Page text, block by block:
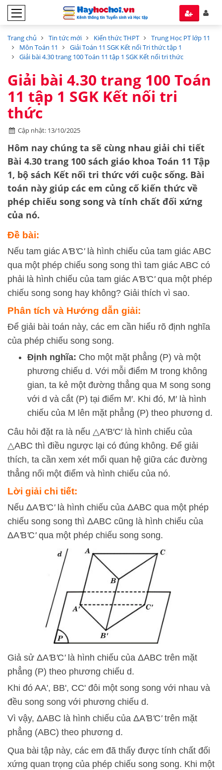
Trang chủ Tin tức mới Kiến thức THPT
Trung Học PT lớp 11
Môn Toán 11
Giải Toán 11 SGK Kết nối Tri thức tập 1
Giải bài 4.30 trang 100 Toán 11 tập 1 SGK Kết nối tri thức
Giải bài 4.30 trang 100 Toán
11 tập 1 SGK Kết nối tri
thức
Cập nhật: 13/10/2025
Hôm nay chúng ta sẽ cùng nhau giải chi tiết
Bài 4.30 trang 100 sách giáo khoa Toán 11 Tập
1, bộ sách Kết nối tri thức với cuộc sống. Bài
toán này giúp các em củng cố kiến thức về
phép chiếu song song và tính chất đối xứng
của nó.
Đề bài:
Nếu tam giác A'B'C'là hình chiếu của tam giác ABC
qua một phép chiếu song song thì tam giác ABC có
phải là hình chiếu của tam giác A'B'C' qua một phép
chiếu song song hay không? Giải thích vì sao.
Phân tích và Hướng dẫn giải:
Để giải bài toán này, các em cần hiểu rõ định nghĩa
của phép chiếu song song.
Định nghĩa: Cho một mặt phẳng (P) và một
phương chiếu d. Với mỗi điểm M trong không
gian, ta kẻ một đường thẳng qua M song song
với d và cắt (P) tại điểm M′. Khi đó, M′ là hình
chiếu của M lên mặt phẳng (P) theo phương d.
Câu hỏi đặt ra là nếu △A′B′C′ là hình chiếu của
△ABC thì điều ngược lại có đúng không. Để giải
thích, ta cần xem xét mối quan hệ giữa các đường
thẳng nối một điểm và hình chiếu của nó.
Lời giải chi tiết:
Nếu ΔA'B'C'là hình chiếu của ΔABC qua một phép
chiếu song song thì ΔABC cũng là hình chiếu của
ΔA'B'C' qua một phép chiếu song song.
Giả sử ΔA'B'C' là hình chiếu của ΔABC trên mặt
phẳng (P) theo phương chiếu d.
Khi đó AA', BB', CC' đôi một song song với nhau và
đều song song với phương chiếu d.
Vì vậy, ΔABC là hình chiếu của ΔA'B'C' trên mặt
phẳng (ABC) theo phương d.
Qua bài tập này, các em đã thấy được tính chất đối
xứng quan trọng của phép chiếu song song. Khi một